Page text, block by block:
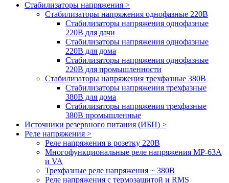
Стабилизаторы напряжения >
Cтабилизаторы напряжения однофазные 220В
Стабилизаторы напряжения однофазные
220В для дачи
Стабилизаторы напряжения однофазные
220В для дома
Стабилизаторы напряжения однофазные
220В для промышленности
Стабилизаторы напряжения трехфазные 380В
Cтабилизаторы напряжения трехфазные
380В для дома
Стабилизаторы напряжения трехфазные
380В промышленные
Источники резервного питания (ИБП) >
Реле напряжения >
Реле напряжения в розетку 220В
Многофункциональные реле напряжения МР-63А
и VA
Трехфазные реле напряжения ~ 380В
Реле напряжения с термозащитой и RMS